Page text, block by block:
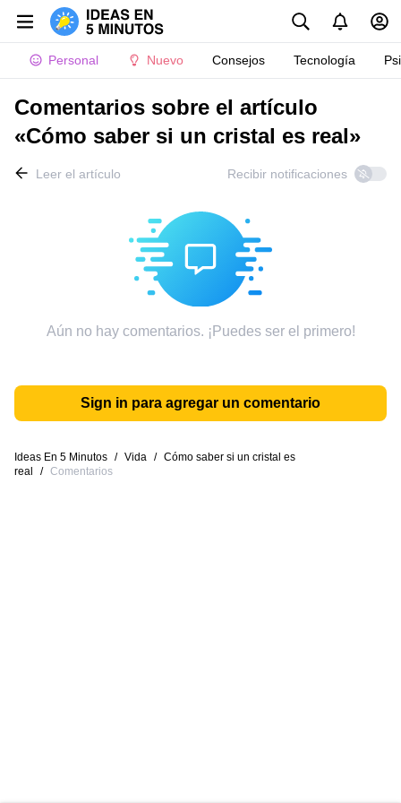
Personal Nuevo Consejos Tecnología
Comentarios sobre el artículo
«Cómo saber si un cristal es real»
Leer el artículo Recibir notificaciones
Aún no hay comentarios. ¡Puedes ser el primero!
Sign in para agregar un comentario
Ideas En 5 Minutos / Vida / Cómo saber si un cristal es
real
/ Comentarios